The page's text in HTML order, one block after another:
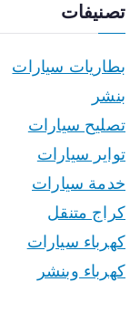
تصنيفات
بطاريات سيارات
بنشر
تصليح سيارات
تواير سيارات
خدمة سيارات
كراج متنقل
كهرباء سيارات
كهرباء وبنشر